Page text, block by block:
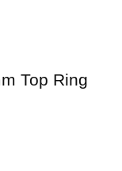
Top Ring